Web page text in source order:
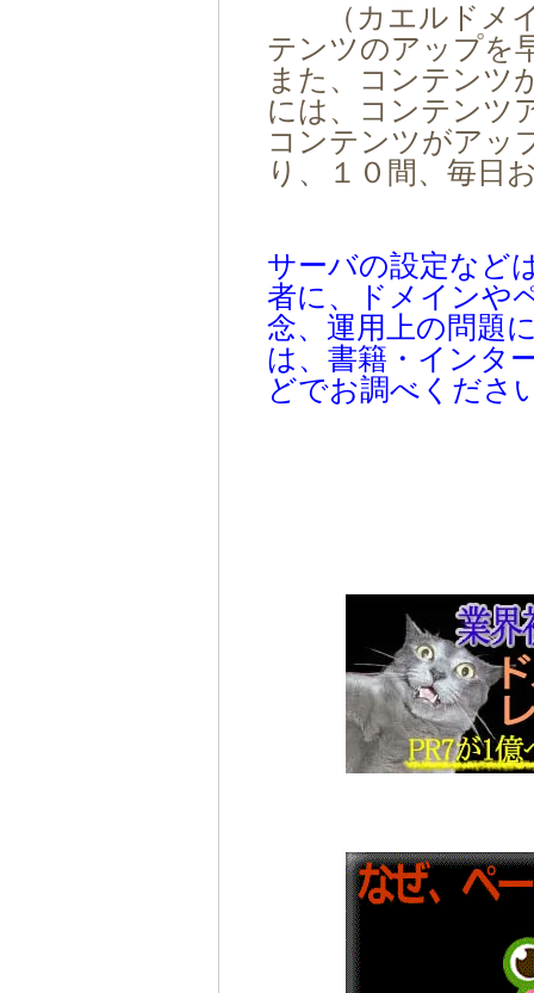
（カエルドメイ
テンツのアップを
また、コンテンツ
には、コンテンツ
コンテンツがアッ
り、１０間、毎日
サーバの設定など
者に、ドメインや
念、運用上の問題
は、書籍・インタ
どでお調べくださ